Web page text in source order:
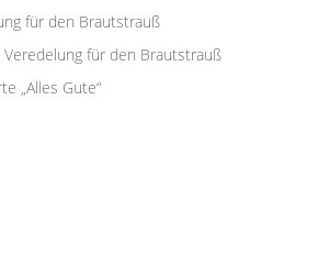
für den Brautstrauß
Veredelung für den Brautstrauß
„Alles Gute“